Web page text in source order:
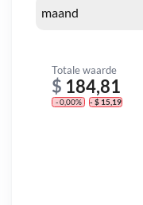
Totale waarde
$ 184,81
- 0,00% - $ 15,19